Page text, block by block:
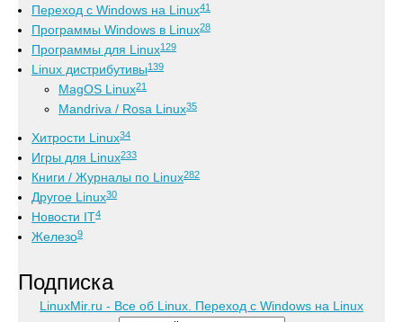
Переход с Windows на Linux41
Программы Windows в Linux28
Программы для Linux129
Linux дистрибутивы139
MagOS Linux21
Mandriva / Rosa Linux35
Хитрости Linux34
Игры для Linux233
Книги / Журналы по Linux282
Другое Linux30
Новости IT4
Железо9
Подписка
LinuxMir.ru - Все об Linux. Переход с Windows на Linux